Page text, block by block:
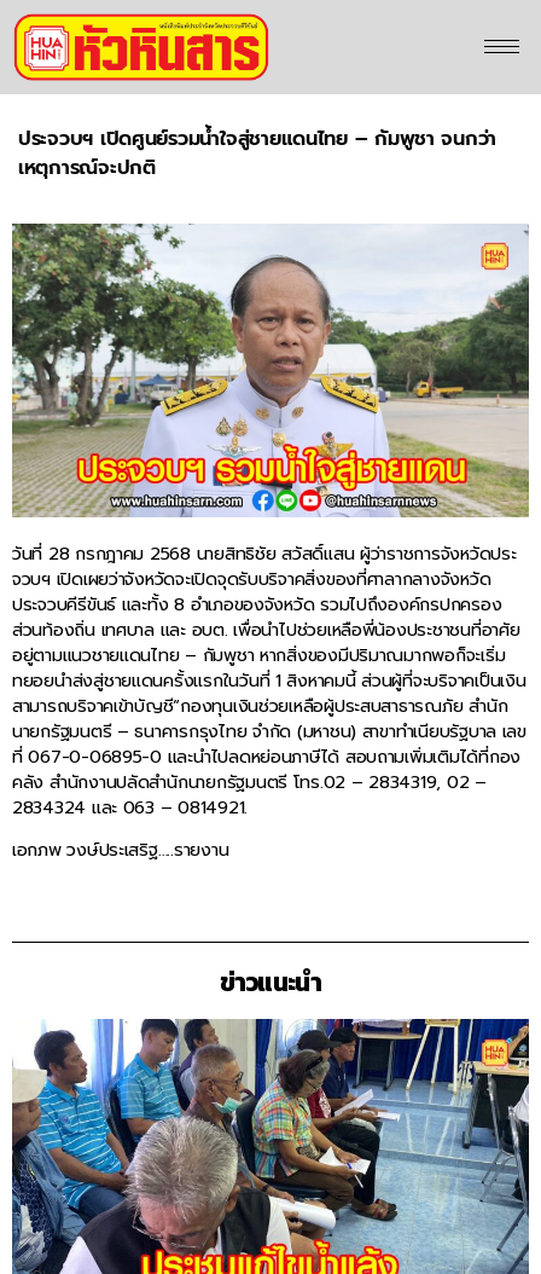
ประจวบฯ เปิดศูนย์รวมน้ำใจสู่ชายแดนไทย – กัมพูชา จนกว่า
เหตุการณ์จะปกติ
วันที่ 28 กรกฎาคม 2568 นายสิทธิชัย สวัสดิ์แสน ผู้ว่าราชการจังหวัดประ
จวบฯ เปิดเผยว่าจังหวัดจะเปิดจุดรับบริจาคสิ่งของที่ศาลากลางจังหวัด
ประจวบคีรีขันธ์ และทั้ง 8 อำเภอของจังหวัด รวมไปถึงองค์กรปกครอง
ส่วนท้องถิ่น เทศบาล และ อบต. เพื่อนำไปช่วยเหลือพี่น้องประชาชนที่อาศัย
อยู่ตามแนวชายแดนไทย – กัมพูชา หากสิ่งของมีปริมาณมากพอก็จะเริ่ม
ทยอยนำส่งสู่ชายแดนครั้งแรกในวันที่ 1 สิงหาคมนี้ ส่วนผู้ที่จะบริจาคเป็นเงิน
สามารถบริจาคเข้าบัญชี“กองทุนเงินช่วยเหลือผู้ประสบสาธารณภัย สำนัก
นายกรัฐมนตรี – ธนาคารกรุงไทย จำกัด (มหาชน) สาขาทำเนียบรัฐบาล เลข
ที่ 067-0-06895-0 และนำไปลดหย่อนภาษีได้ สอบถามเพิ่มเติมได้ที่กอง
คลัง สำนักงานปลัดสำนักนายกรัฐมนตรี โทร.02 – 2834319, 02 –
2834324 และ 063 – 0814921.
เอกภพ วงษ์ประเสริฐ…..รายงาน
ข่าวแนะนำ